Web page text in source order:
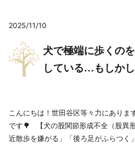
2025/11/10
犬で極端に歩くの
している…もしか
こんにちは！世田谷区等々力にありま
です🌳 【犬の股関節形成不全（股異
近散歩を嫌がる」「後ろ足がふらつく